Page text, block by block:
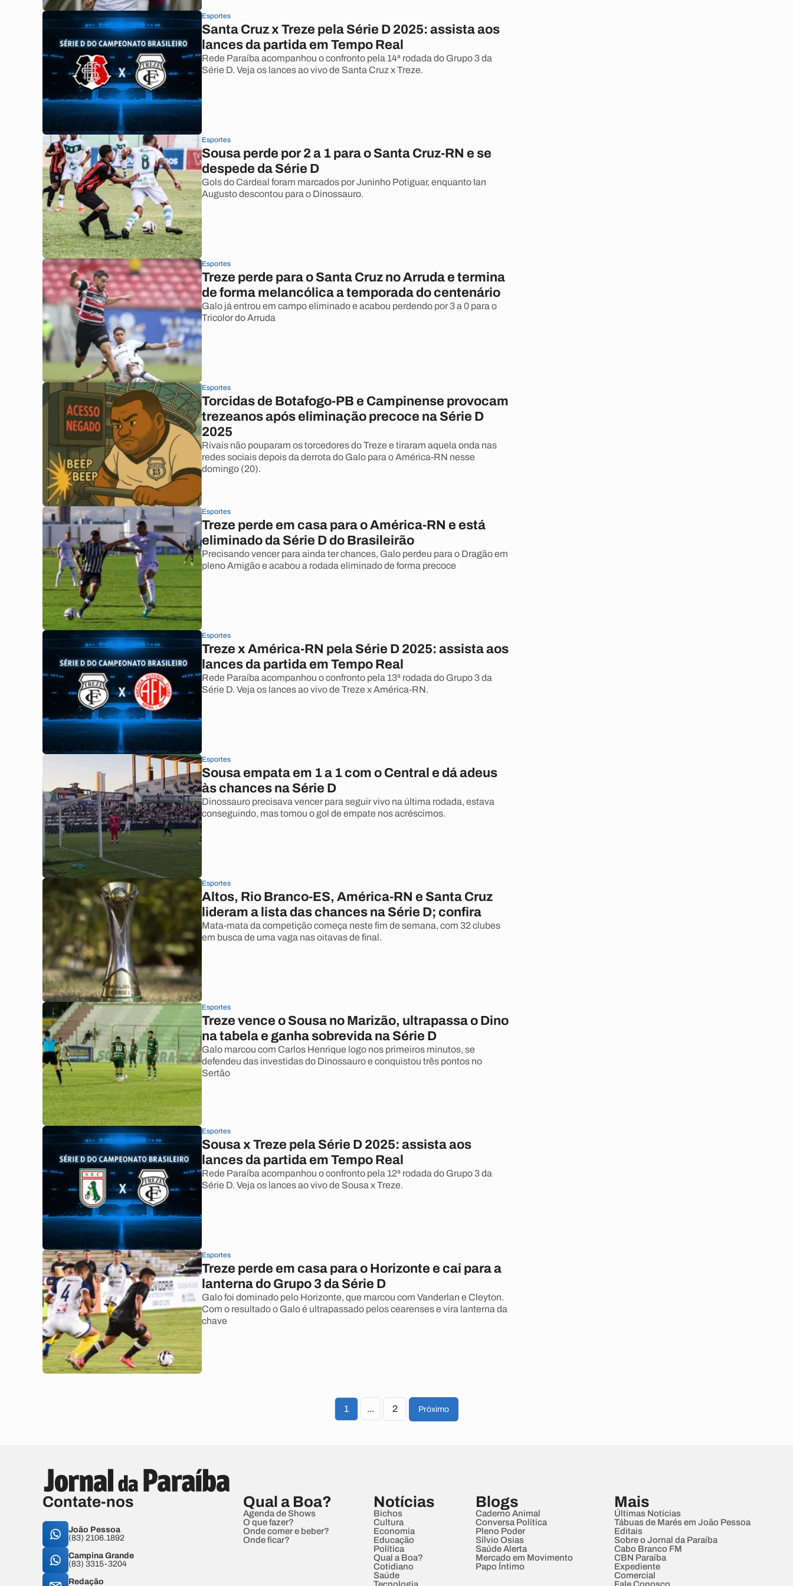
Esportes
Santa Cruz x Treze pela Série D 2025: assista aos
lances da partida em Tempo Real
Rede Paraíba acompanhou o confronto pela 14ª rodada do Grupo 3 da
Série D. Veja os lances ao vivo de Santa Cruz x Treze.
Esportes
Sousa perde por 2 a 1 para o Santa Cruz-RN e se
despede da Série D
Gols do Cardeal foram marcados por Juninho Potiguar, enquanto Ian
Augusto descontou para o Dinossauro.
Esportes
Treze perde para o Santa Cruz no Arruda e termina
de forma melancólica a temporada do centenário
Galo já entrou em campo eliminado e acabou perdendo por 3 a 0 para o
Tricolor do Arruda
Esportes
Torcidas de Botafogo-PB e Campinense provocam
trezeanos após eliminação precoce na Série D
2025
Rivais não pouparam os torcedores do Treze e tiraram aquela onda nas
redes sociais depois da derrota do Galo para o América-RN nesse
domingo (20).
Esportes
Treze perde em casa para o América-RN e está
eliminado da Série D do Brasileirão
Precisando vencer para ainda ter chances, Galo perdeu para o Dragão em
pleno Amigão e acabou a rodada eliminado de forma precoce
Esportes
Treze x América-RN pela Série D 2025: assista aos
lances da partida em Tempo Real
Rede Paraíba acompanhou o confronto pela 13ª rodada do Grupo 3 da
Série D. Veja os lances ao vivo de Treze x América-RN.
Esportes
Sousa empata em 1 a 1 com o Central e dá adeus
às chances na Série D
Dinossauro precisava vencer para seguir vivo na última rodada, estava
conseguindo, mas tomou o gol de empate nos acréscimos.
Esportes
Altos, Rio Branco-ES, América-RN e Santa Cruz
lideram a lista das chances na Série D; confira
Mata-mata da competição começa neste fim de semana, com 32 clubes
em busca de uma vaga nas oitavas de final.
Esportes
Treze vence o Sousa no Marizão, ultrapassa o Dino
na tabela e ganha sobrevida na Série D
Galo marcou com Carlos Henrique logo nos primeiros minutos, se
defendeu das investidas do Dinossauro e conquistou três pontos no
Sertão
Esportes
Sousa x Treze pela Série D 2025: assista aos
lances da partida em Tempo Real
Rede Paraíba acompanhou o confronto pela 12ª rodada do Grupo 3 da
Série D. Veja os lances ao vivo de Sousa x Treze.
Esportes
Treze perde em casa para o Horizonte e cai para a
lanterna do Grupo 3 da Série D
Galo foi dominado pelo Horizonte, que marcou com Vanderlan e Cleyton.
Com o resultado o Galo é ultrapassado pelos cearenses e vira lanterna da
chave
1 ... 2 Próximo
Contate-nos
João Pessoa
(83) 2106.1892
Campina Grande
(83) 3315-3204
Redação
Qual a Boa?
Agenda de Shows
O que fazer?
Onde comer e beber?
Onde ficar?
Notícias
Bichos
Cultura
Economia
Educação
Política
Qual a Boa?
Cotidiano
Saúde
Blogs
Caderno Animal
Conversa Política
Pleno Poder
Sílvio Osias
Saúde Alerta
Mercado em Movimento
Papo Íntimo
Mais
Últimas Notícias
Tábuas de Marés em João Pessoa
Editais
Sobre o Jornal da Paraíba
Cabo Branco FM
CBN Paraíba
Expediente
Comercial